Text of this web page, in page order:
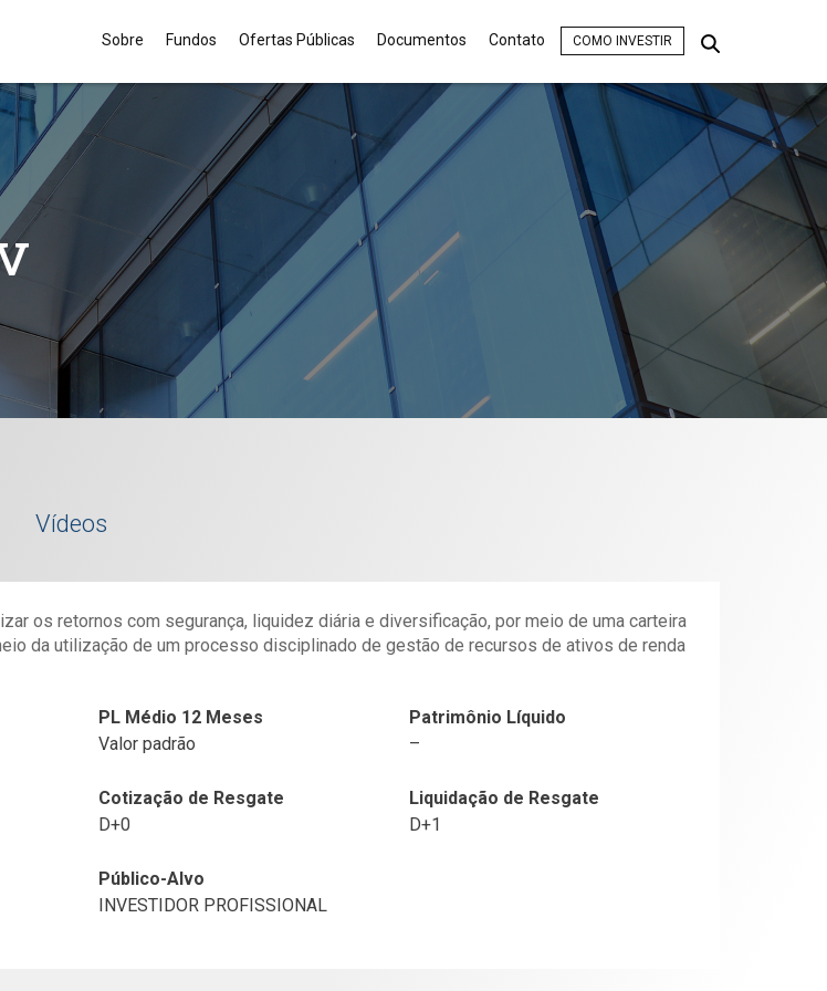
Sobre Fundos Ofertas Públicas Documentos Contato COMO INVESTIR
Vídeos
os retornos com segurança, liquidez diária e diversificação, por meio de uma carteira
da utilização de um processo disciplinado de gestão de recursos de ativos de renda
PL Médio 12 Meses
Valor padrão
Patrimônio Líquido
–
Cotização de Resgate
D+0
Liquidação de Resgate
D+1
Público-Alvo
INVESTIDOR PROFISSIONAL